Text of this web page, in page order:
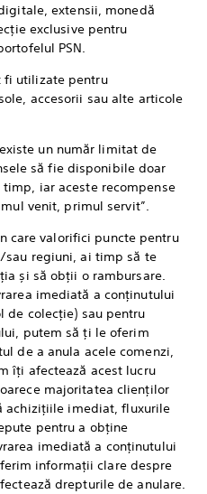
extensii, monedă
exclusive pentru
PSN.
fi utilizate pentru
accesorii sau alte articole
un număr limitat de
să fie disponibile doar
iar aceste recompense
venit, primul servit”.
care valorifici puncte pentru
sau regiuni, ai timp să te
și să obții o rambursare.
imediată a conținutului
de colecție) sau pentru
putem să ţi le oferim
de a anula acele comenzi,
îţi afectează acest lucru
majoritatea clienţilor
achiziţiile imediat, fluxurile
pentru a obţine
imediată a conţinutului
informaţii clare despre
drepturile de anulare.